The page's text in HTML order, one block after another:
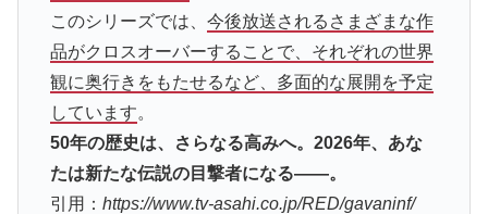
このシリーズでは、 今後放送されるさまざまな作
品がクロスオーバーすることで、それぞれの世界
観に奥行きをもたせるなど、多面的な展開を予定
しています。
50年の歴史は、さらなる高みへ。2026年、あな
たは新たな伝説の目撃者になる――。
引用： https://www.tv-asahi.co.jp/RED/gavaninf/